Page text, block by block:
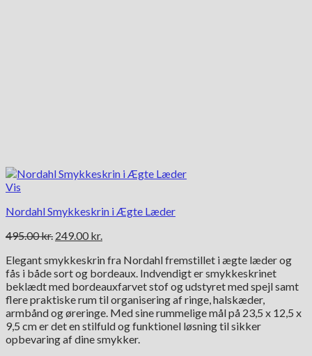
Vis
Nordahl Smykkeskrin i Ægte Læder
495.00kr. Den
pris
var:
495.00 kr..
249.00 kr.
pris
er:
249.00 kr..
Elegant smykkeskrin fra Nordahl fremstillet i ægte læder og
fås i både sort og bordeaux. Indvendigt er smykkeskrinet
beklædt med bordeauxfarvet stof og udstyret med spejl samt
flere praktiske rum til organisering af ringe, halskæder,
armbånd og øreringe. Med sine rummelige mål på 23,5 x 12,5 x
9,5 cm er det en stilfuld og funktionel løsning til sikker
opbevaring af dine smykker.